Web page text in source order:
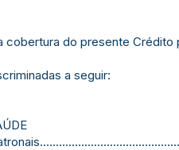
do presente
a seguir: